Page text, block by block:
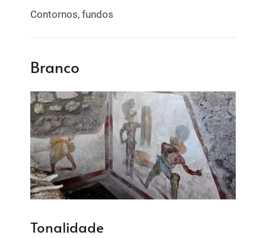
Contornos, fundos
Branco
Tonalidade